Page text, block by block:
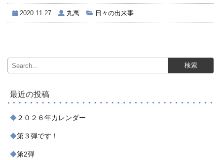
2020.11.27 丸萬 日々の出来事
最近の投稿
２０２６年カレンダー
第３弾です！
第2弾